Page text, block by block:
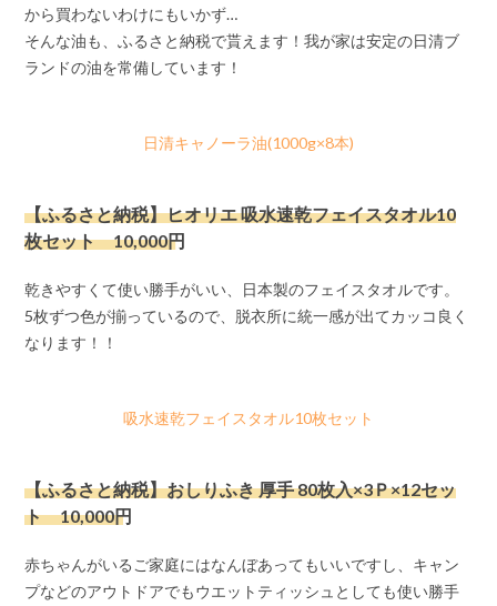
から買わないわけにもいかず…
そんな油も、ふるさと納税で貰えます！我が家は安定の日清ブ
ランドの油を常備しています！
日清キャノーラ油(1000g×8本)
【ふるさと納税】ヒオリエ 吸水速乾フェイスタオル10
枚セット 10,000円
乾きやすくて使い勝手がいい、日本製のフェイスタオルです。
5枚ずつ色が揃っているので、脱衣所に統一感が出てカッコ良く
なります！！
吸水速乾フェイスタオル10枚セット
【ふるさと納税】おしりふき 厚手 80枚入×3Ｐ×12セッ
ト 10,000円
赤ちゃんがいるご家庭にはなんぼあってもいいですし、キャン
プなどのアウトドアでもウエットティッシュとしても使い勝手